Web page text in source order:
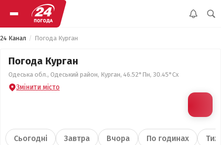
24 Канал Погода Курган
Погода Курган
Одеська обл., Одеський район, Курган, 46.52°Пн, 30.45°Сх
Змінити місто
Сьогодні Завтра Вчора По годинах